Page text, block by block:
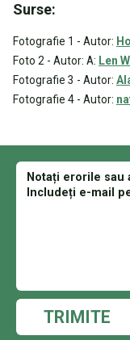
Surse:
Fotografie 1 - Autor:
Foto 2 - Autor: A: Len
Fotografie 3 - Autor:
Fotografie 4 - Autor:
TRIMITE